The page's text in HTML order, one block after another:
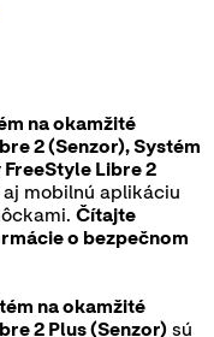
na okamžité
2 (Senzor), Systém
Libre 2
mobilnú aplikáciu
Čítajte
o bezpečnom
na okamžité
2 Plus (Senzor) sú